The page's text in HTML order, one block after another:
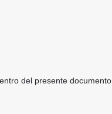
del presente documento.